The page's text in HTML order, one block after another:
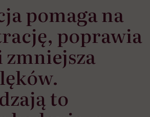
pomaga na
poprawia
to